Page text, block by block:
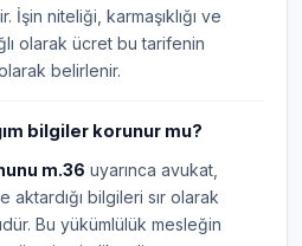
İşin niteliği, karmaşıklığı ve
olarak ücret bu tarifenin
belirlenir.
bilgiler korunur mu?
m.36 uyarınca avukat,
aktardığı bilgileri sır olarak
Bu yükümlülük mesleğin